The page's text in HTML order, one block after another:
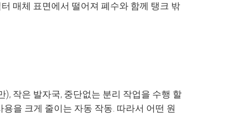
매체 표면에서 떨어져 폐수와 함께 탱크 밖
), 작은 발자국, 중단없는 분리 작업을 수행 할
을 크게 줄이는 자동 작동. 따라서 어떤 원